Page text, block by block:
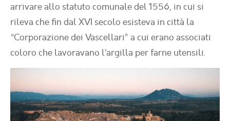
arrivare allo statuto comunale del 1556, in cui si
rileva che fin dal XVI secolo esisteva in città la
“Corporazione dei Vascellari” a cui erano associati
coloro che lavoravano l’argilla per farne utensili.